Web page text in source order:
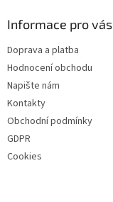
Informace pro vás
Doprava a platba
Hodnocení obchodu
Napište nám
Kontakty
Obchodní podmínky
GDPR
Cookies